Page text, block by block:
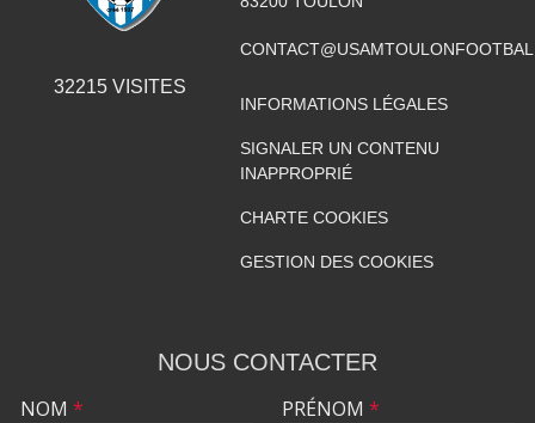
32215VISITES
INFORMATIONS LÉGALES
SIGNALER UN CONTENU
INAPPROPRIÉ
CHARTE COOKIES
GESTION DES COOKIES
NOUS CONTACTER
NOM * PRÉNOM *